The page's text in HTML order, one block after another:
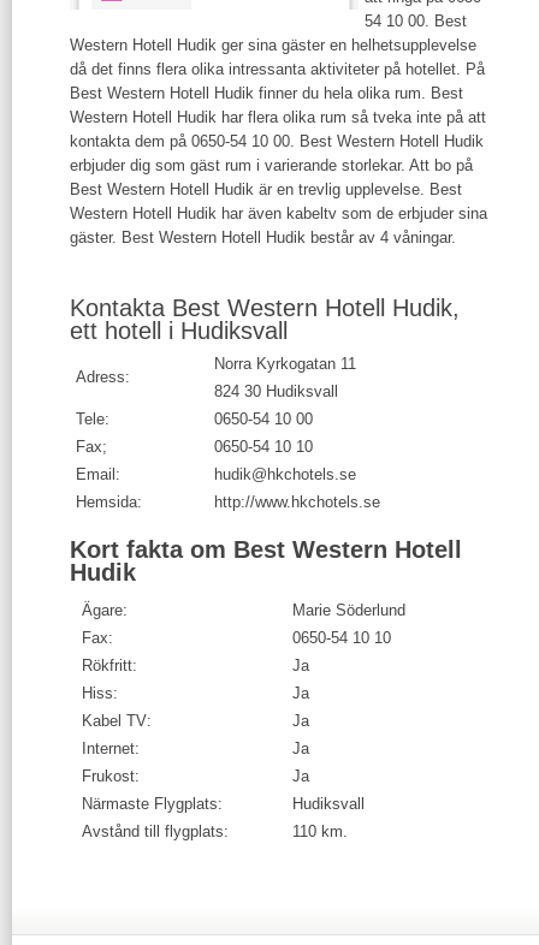
54 10 00. Best
Western Hotell Hudik ger sina gäster en helhetsupplevelse
då det finns flera olika intressanta aktiviteter på hotellet. På
Best Western Hotell Hudik finner du hela olika rum. Best
Western Hotell Hudik har flera olika rum så tveka inte på att
kontakta dem på 0650-54 10 00. Best Western Hotell Hudik
erbjuder dig som gäst rum i varierande storlekar. Att bo på
Best Western Hotell Hudik är en trevlig upplevelse. Best
Western Hotell Hudik har även kabeltv som de erbjuder sina
gäster. Best Western Hotell Hudik består av 4 våningar.
Kontakta Best Western Hotell Hudik,
ett hotell i Hudiksvall
Adress:
Norra Kyrkogatan 11
824 30 Hudiksvall
Tele:
0650-54 10 00
Fax;
0650-54 10 10
Email:
hudik@hkchotels.se
Hemsida:
http://www.hkchotels.se
Kort fakta om Best Western Hotell
Hudik
Ägare:
Marie Söderlund
Fax:
0650-54 10 10
Rökfritt:
Ja
Hiss:
Ja
Kabel TV:
Ja
Internet:
Ja
Frukost:
Ja
Närmaste Flygplats:
Hudiksvall
Avstånd till flygplats:
110 km.